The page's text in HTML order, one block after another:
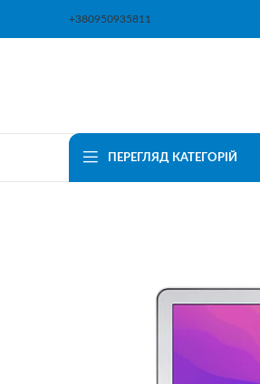
+380950935811
ПЕРЕГЛЯД КАТЕГОРІЙ